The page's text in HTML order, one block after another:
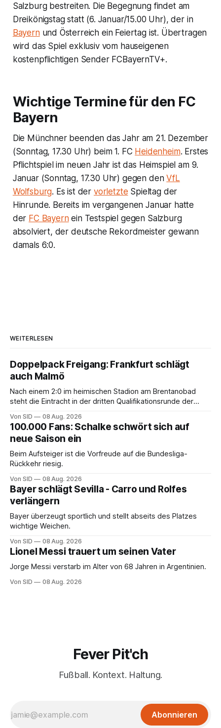
Salzburg bestreiten. Die Begegnung findet am
Dreikönigstag statt (6. Januar/15.00 Uhr), der in
Bayernund Österreich ein Feiertag ist. Übertragen
wird das Spiel exklusiv vom hauseigenen
kostenpflichtigen Sender FCBayernTV+.
Wichtige Termine für den FC
Bayern
Die Münchner beenden das Jahr am 21. Dezember
(Sonntag, 17.30 Uhr) beim 1. FC Heidenheim. Erstes
Pflichtspiel im neuen Jahr ist das Heimspiel am 9.
Januar (Sonntag, 17.30 Uhr) gegen denVfL
Wolfsburg. Es ist der vorletzte Spieltag der
Hinrunde. Bereits im vergangenen Januar hatte
der FC Bayernein Testspiel gegen Salzburg
absolviert, der deutsche Rekordmeister gewann
damals 6:0.
WEITERLESEN
Doppelpack Freigang: Frankfurt schlägt
auch Malmö
Nach einem 2:0 im heimischen Stadion am Brentanobad
steht die Eintracht in der dritten Qualifikationsrunde der
Von SID 08 Aug. 2026
100.000 Fans: Schalke schwört sich auf
neue Saison ein
Beim Aufsteiger ist die Vorfreude auf die Bundesliga-
Rückkehr riesig.
Von SID 08 Aug. 2026
Bayer schlägt Sevilla - Carro und Rolfes
verlängern
Bayer überzeugt sportlich und stellt abseits des Platzes
wichtige Weichen.
Von SID 08 Aug. 2026
Lionel Messi trauert um seinen Vater
Jorge Messi verstarb im Alter von 68 Jahren in Argentinien.
Von SID 08 Aug. 2026
Fever Pit'ch
Fußball. Kontext. Haltung.
Abonnieren